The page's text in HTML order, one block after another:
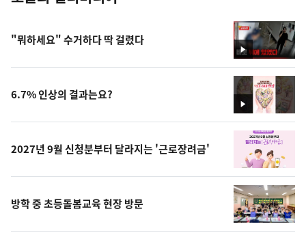
영
상
"뭐하세요" 수거하다 딱 걸렸다
영
상
6.7% 인상의 결과는요?
2027년 9월 신청분부터 달라지는 '근로장려금'
방학 중 초등돌봄교육 현장 방문